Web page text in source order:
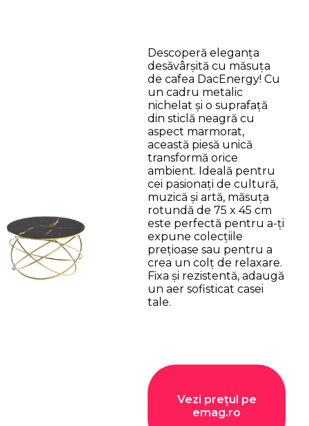
Descoperă eleganța
desăvârșită cu măsuța
de cafea DacEnergy! Cu
un cadru metalic
nichelat și o suprafață
din sticlă neagră cu
aspect marmorat,
această piesă unică
transformă orice
ambient. Ideală pentru
cei pasionați de cultură,
muzică și artă, măsuța
rotundă de 75 x 45 cm
este perfectă pentru a-ți
expune colecțiile
prețioase sau pentru a
crea un colț de relaxare.
Fixa și rezistentă, adaugă
un aer sofisticat casei
tale.
Vezi prețul pe
emag.ro